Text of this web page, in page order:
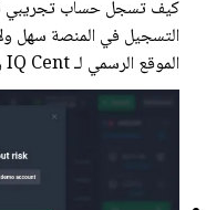
التسجيل في المنصة سهل
الموقع الرسمي لـ IQ Cent وانقر على “تسجيل” تأكد